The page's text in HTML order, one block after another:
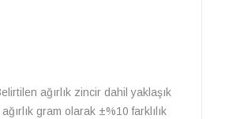
ağırlık zincir dahil yaklaşık
gram olarak ±%10 farklılık